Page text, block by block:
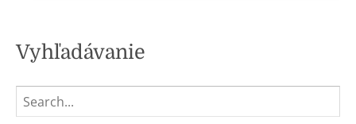
Vyhľadávanie
Search
for: